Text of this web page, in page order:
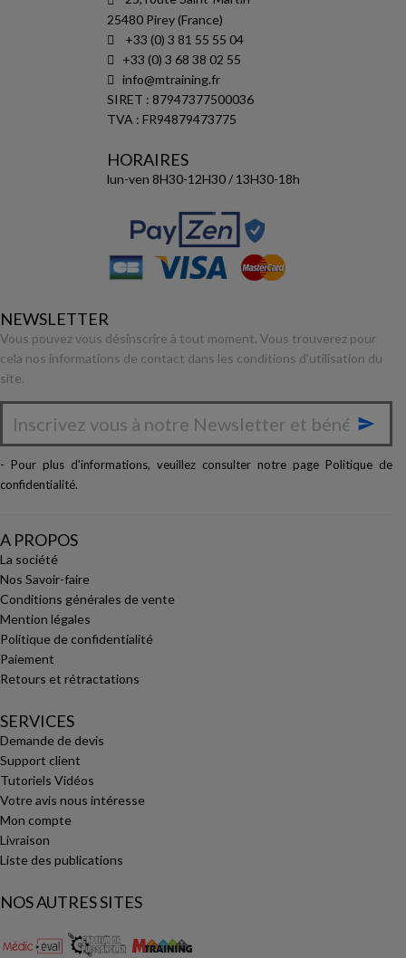
25480 Pirey (France)
+33 (0) 3 81 55 55 04
+33 (0) 3 68 38 02 55
info@mtraining.fr
SIRET : 87947377500036
TVA : FR94879473775
HORAIRES
lun-ven 8H30-12H30 / 13H30-18h
NEWSLETTER
Vous pouvez vous désinscrire à tout moment. Vous trouverez pour
cela nos informations de contact dans les conditions d'utilisation du
site.

- Pour plus d'informations, veuillez consulter notre page Politique de
confidentialité.
A PROPOS
La société
Nos Savoir-faire
Conditions générales de vente
Mention légales
Politique de confidentialité
Paiement
Retours et rétractations
SERVICES
Demande de devis
Support client
Tutoriels Vidéos
Votre avis nous intéresse
Mon compte
Livraison
Liste des publications
NOS AUTRES SITES